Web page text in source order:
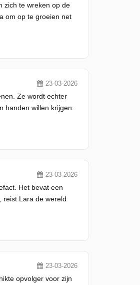
zich te wreken op de
om op te groeien net
23-03-2026
Ze wordt echter
handen willen krijgen.
23-03-2026
Het bevat een
reist Lara de wereld
23-03-2026
opvolger voor zijn